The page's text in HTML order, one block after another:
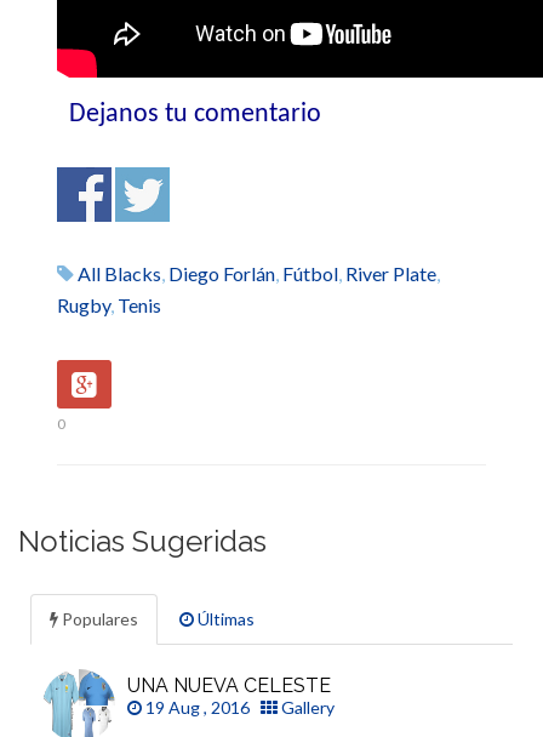
Dejanos tu comentario
All Blacks, Diego Forlán, Fútbol, River Plate,
Rugby, Tenis
0
Noticias Sugeridas
Populares Últimas
UNA NUEVA CELESTE
19 Aug , 2016 Gallery